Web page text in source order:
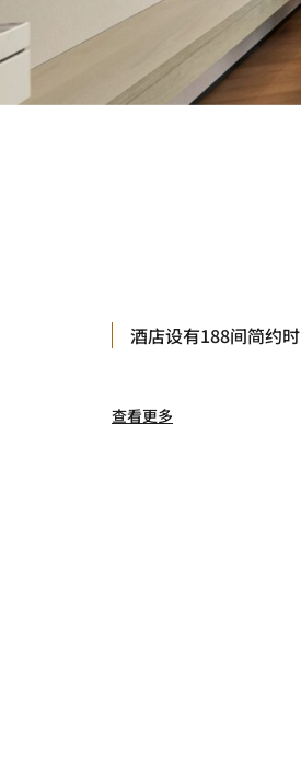
酒店设有188间简约
查看更多